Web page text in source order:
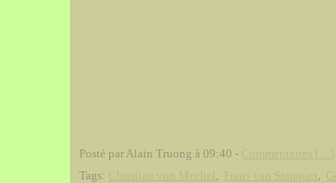
Posté par Alain Truong à 09:40 -
Tags:
, ,